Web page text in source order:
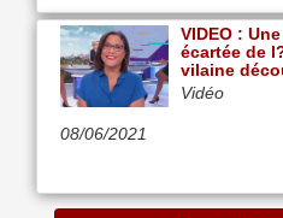
08/06/2021
VIDEO :
écartée de
vilaine
Vidéo